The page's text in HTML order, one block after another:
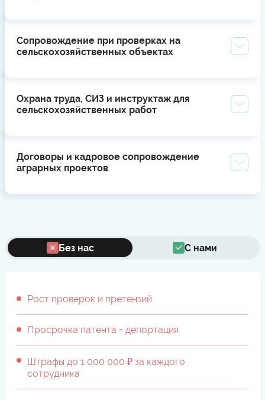
Сопровождение при проверках на
сельскохозяйственных объектах
Охрана труда, СИЗ и инструктаж для
сельскохозяйственных работ
Договоры и кадровое сопровождение
аграрных проектов
Без нас С нами
Рост проверок и претензий
Просрочка патента = депортация
Штрафы до 1 000 000 ₽ за каждого
сотрудника